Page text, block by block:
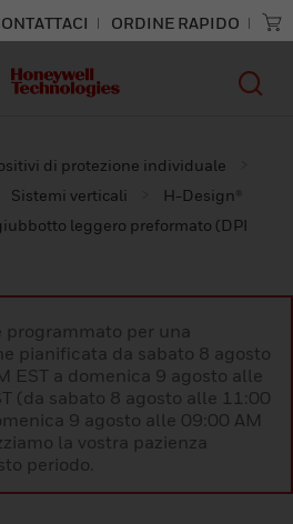
ORDINE RAPIDO
di protezione individuale
Sistemi verticali
H-Design®
leggero preformato (DPI
programmato per una
pianificata da sabato 8 agosto
EST a domenica 9 agosto alle
(da sabato 8 agosto alle 11:00
9 agosto alle 09:00 AM
la vostra pazienza
periodo.